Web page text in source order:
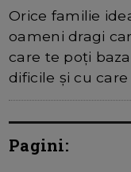
Orice familie
oameni dragi
care te poți
dificile și cu care
Pagini: